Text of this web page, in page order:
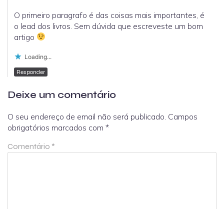
O primeiro paragrafo é das coisas mais importantes, é
o lead dos livros. Sem dúvida que escreveste um bom
artigo
Loading...
Responder
Deixe um comentário
O seu endereço de email não será publicado. Campos
obrigatórios marcados com *
Comentário *